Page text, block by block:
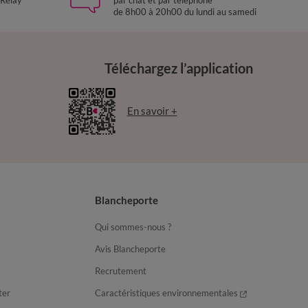
de 8h00 à 20h00 du lundi au samedi
Téléchargez l’application
En savoir +
Blancheporte
Qui sommes-nous ?
Avis Blancheporte
Recrutement
Caractéristiques environnementales